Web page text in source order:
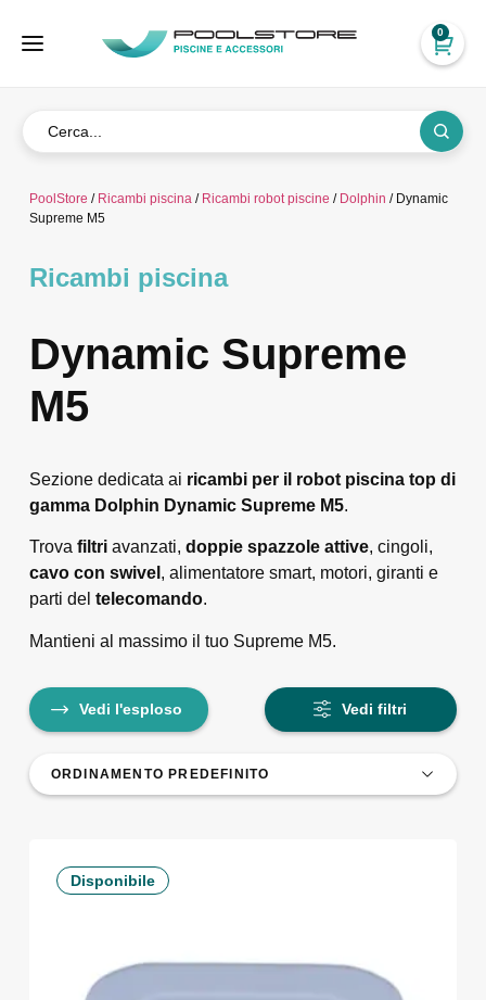
0
PoolStore / Ricambi piscina/ Ricambi robot piscine / Dolphin / Dynamic
Supreme M5
Ricambi piscina
Dynamic Supreme
M5
Sezione dedicata ai ricambi per il robot piscina top di
gamma Dolphin Dynamic Supreme M5.
Trova filtriavanzati, doppie spazzole attive, cingoli,
cavo con swivel , alimentatore smart, motori, giranti e
parti del telecomando.
Mantieni al massimo il tuo Supreme M5.
Vedi filtri
Vedi l'esploso
Disponibile